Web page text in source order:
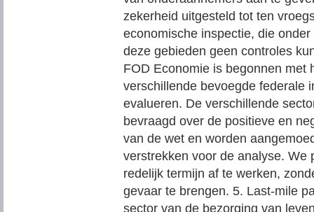
zekerheid uitgesteld tot ten
economische inspectie, die
deze gebieden geen controles
FOD Economie is begonnen met
verschillende bevoegde federale
evalueren. De verschillende
bevraagd over de positieve en
van de wet en worden
verstrekken voor de analyse. We
redelijk termijn af te werken,
gevaar te brengen. 5. Last-mile
sector van de bezorging van